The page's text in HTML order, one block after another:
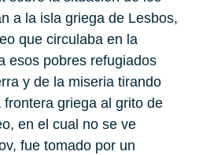
a la isla griega de Lesbos,
que circulaba en la
esos pobres refugiados
y de la miseria tirando
griega al grito de
en el cual no se ve
fue tomado por un